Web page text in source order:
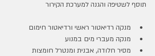
תוסף לשטיפה והגנה למערכת הקירור
מנקה רדיאטור ראשי ורדיאטור חימום
מנקה מעברי מים במנוע
מסיר חלודה, אבנית ומנטרל חומצות